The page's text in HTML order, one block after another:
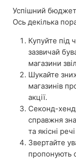
Успішний
Ось декілька
Купуйте під
зазвичай
магазини
Шукайте
магазинів
акції.
Секонд-
справжня
та якісні
Звертайте
пропонують